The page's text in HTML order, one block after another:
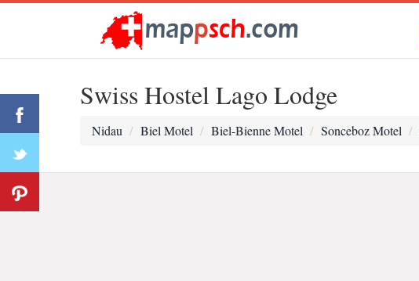
Swiss Hostel Lago Lodge
Nidau Biel Motel Biel-Bienne Motel Sonceboz Motel